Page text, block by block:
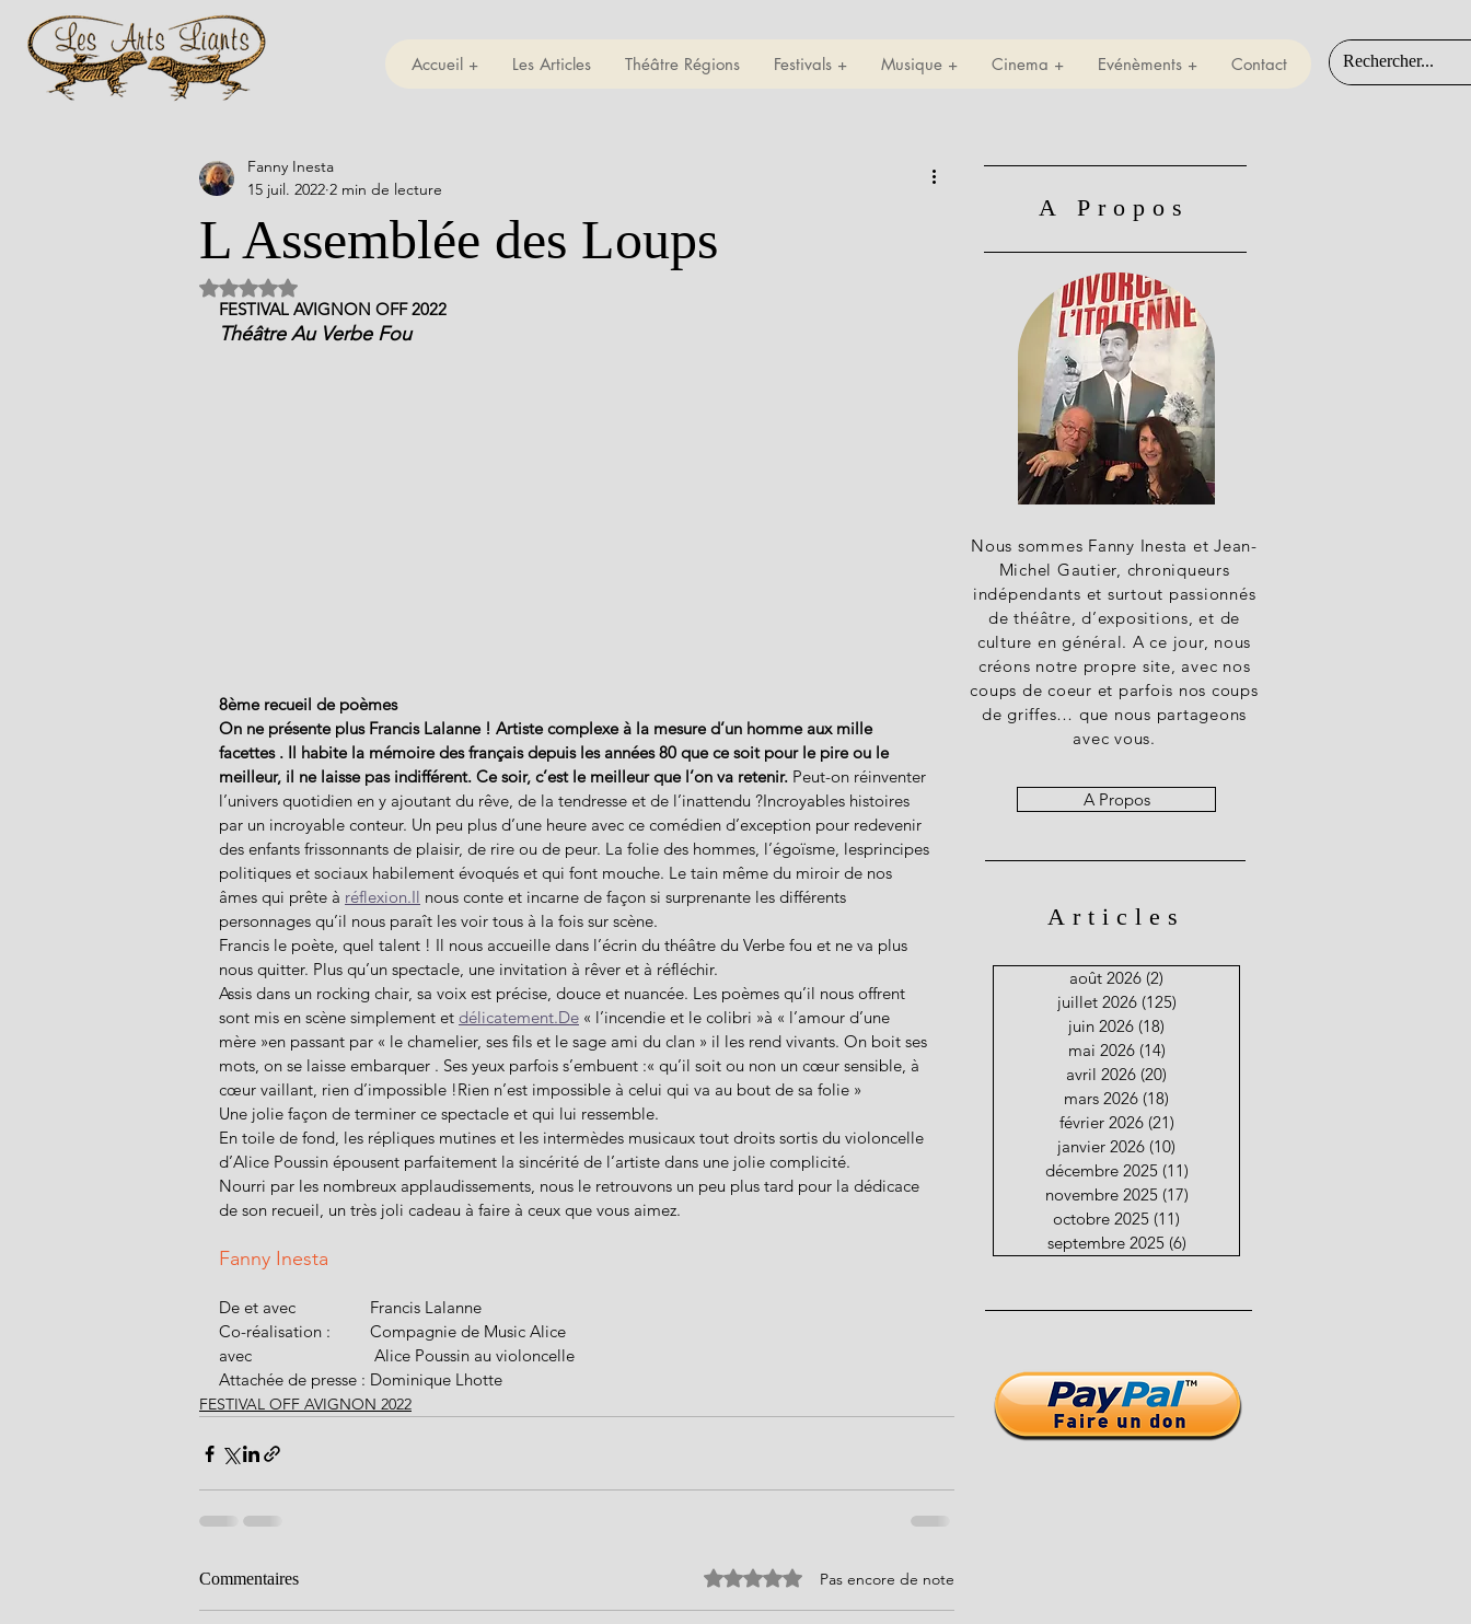
Accueil + Les Articles Théâtre Régions Festivals + Musique + Cinema + Evénèments + Contact
L Assemblée des Loups
Fanny Inesta
15 juil. 2022 2 min de lecture
Noté NaN étoiles sur 5.
FESTIVAL AVIGNON OFF 2022
Théâtre Au Verbe Fou
8ème recueil de poèmes
On ne présente plus Francis Lalanne ! Artiste complexe à la mesure d’un homme aux mille
facettes . Il habite la mémoire des français depuis les années 80 que ce soit pour le pire ou le
meilleur, il ne laisse pas indifférent. Ce soir, c’est le meilleur que l’on va retenir. Peut-on réinventer
l’univers quotidien en y ajoutant du rêve, de la tendresse et de l’inattendu ?Incroyables histoires
par un incroyable conteur. Un peu plus d’une heure avec ce comédien d’exception pour redevenir
des enfants frissonnants de plaisir, de rire ou de peur. La folie des hommes, l’égoïsme, lesprincipes
politiques et sociaux habilement évoqués et qui font mouche. Le tain même du miroir de nos
âmes qui prête à réflexion.Il nous conte et incarne de façon si surprenante les différents
personnages qu’il nous paraît les voir tous à la fois sur scène.
Francis le poète, quel talent ! Il nous accueille dans l’écrin du théâtre du Verbe fou et ne va plus
nous quitter. Plus qu’un spectacle, une invitation à rêver et à réfléchir.
Assis dans un rocking chair, sa voix est précise, douce et nuancée. Les poèmes qu’il nous offrent
sont mis en scène simplement et délicatement.De « l’incendie et le colibri »à « l’amour d’une
mère »en passant par « le chamelier, ses fils et le sage ami du clan » il les rend vivants. On boit ses
mots, on se laisse embarquer . Ses yeux parfois s’embuent :« qu’il soit ou non un cœur sensible, à
cœur vaillant, rien d’impossible !Rien n’est impossible à celui qui va au bout de sa folie »
Une jolie façon de terminer ce spectacle et qui lui ressemble.
En toile de fond, les répliques mutines et les intermèdes musicaux tout droits sortis du violoncelle
d’Alice Poussin épousent parfaitement la sincérité de l’artiste dans une jolie complicité.
Nourri par les nombreux applaudissements, nous le retrouvons un peu plus tard pour la dédicace
de son recueil, un très joli cadeau à faire à ceux que vous aimez.
Fanny Inesta
De et avec                 Francis Lalanne
Co-réalisation :         Compagnie de Music Alice
avec                            Alice Poussin au violoncelle
Attachée de presse : Dominique Lhotte
FESTIVAL OFF AVIGNON 2022
Commentaires Noté 0 étoile sur 5.Pas encore de note
A Propos
Nous sommes Fanny Inesta et Jean-
Michel Gautier, chroniqueurs
indépendants et surtout passionnés
de théâtre, d’expositions, et de
culture en général. A ce jour, nous
créons notre propre site, avec nos
coups de coeur et parfois nos coups
de griffes… que nous partageons
avec vous.
A Propos
Articles
août 2026 (2)
juillet 2026 (125)
juin 2026 (18)
mai 2026 (14)
avril 2026 (20)
mars 2026 (18)
février 2026 (21)
janvier 2026 (10)
décembre 2025 (11)
novembre 2025 (17)
octobre 2025 (11)
septembre 2025 (6)